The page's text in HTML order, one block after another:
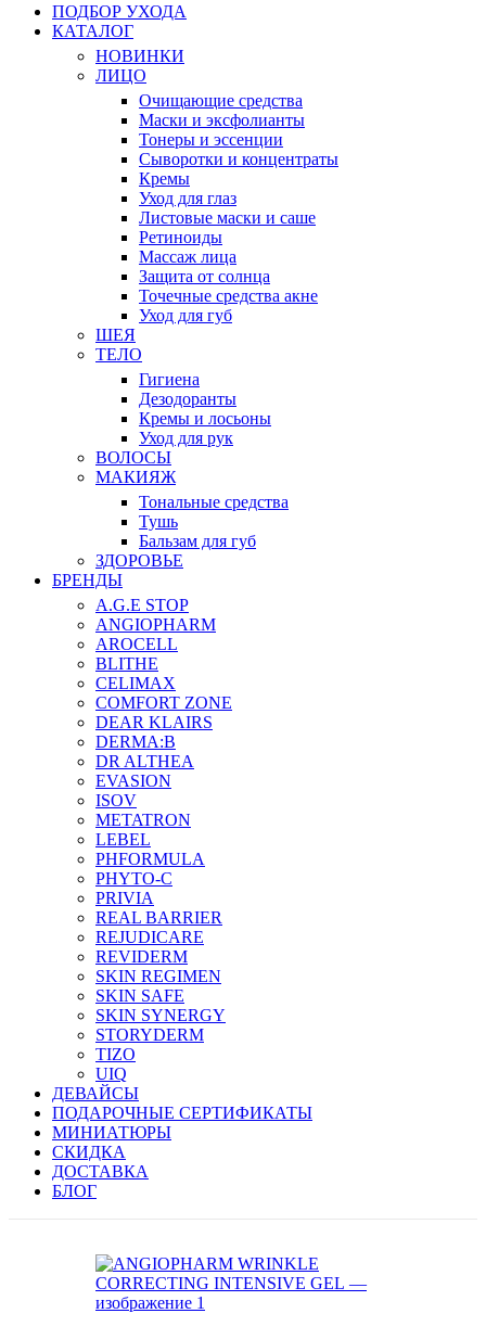
ПОДБОР УХОДА
КАТАЛОГ
НОВИНКИ
ЛИЦО
Очищающие средства
Маски и эксфолианты
Тонеры и эссенции
Сыворотки и концентраты
Кремы
Уход для глаз
Листовые маски и саше
Ретиноиды
Массаж лица
Защита от солнца
Точечные средства акне
Уход для губ
ШЕЯ
ТЕЛО
Гигиена
Дезодоранты
Кремы и лосьоны
Уход для рук
ВОЛОСЫ
МАКИЯЖ
Тональные средства
Тушь
Бальзам для губ
ЗДОРОВЬЕ
БРЕНДЫ
A.G.E STOP
ANGIOPHARM
AROCELL
BLITHE
CELIMAX
COMFORT ZONE
DEAR KLAIRS
DERMA:B
DR ALTHEA
EVASION
ISOV
METATRON
LEBEL
PHFORMULA
PHYTO-C
PRIVIA
REAL BARRIER
REJUDICARE
REVIDERM
SKIN REGIMEN
SKIN SAFE
SKIN SYNERGY
STORYDERM
TIZO
UIQ
ДЕВАЙСЫ
ПОДАРОЧНЫЕ СЕРТИФИКАТЫ
МИНИАТЮРЫ
СКИДКА
ДОСТАВКА
БЛОГ